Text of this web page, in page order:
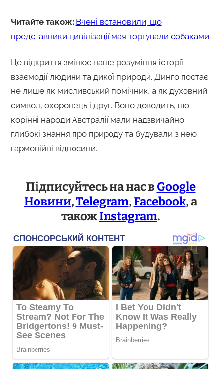
Читайте також: Вчені встановили, що
представники цивілізації мая торгували собаками
Це відкриття змінює наше розуміння історії
взаємодії людини та дикої природи. Динго постає
не лише як мисливський помічник, а як духовний
символ, охоронець і друг. Воно доводить, що
корінні народи Австралії мали надзвичайно
глибокі знання про природу та будували з нею
гармонійні відносини.
Підписуйтесь на нас вGoogle
Новини,Telegram,Facebook, а
такожInstagram.